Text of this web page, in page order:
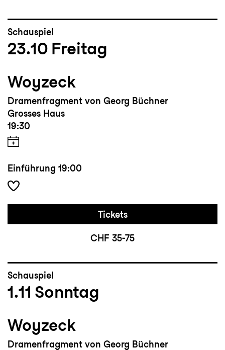
Schauspiel
23.10 Freitag
Woyzeck
Dramenfragment von Georg Büchner
Grosses Haus
19:30
Einführung 19:00
Tickets
CHF 35-75
Schauspiel
1.11 Sonntag
Woyzeck
Dramenfragment von Georg Büchner